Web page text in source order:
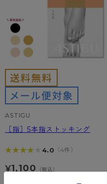
ASTIGU
［指］5本指ストッキング
★★★★★
★★★★★ 4.0 （4件）
¥1,100 （税込）